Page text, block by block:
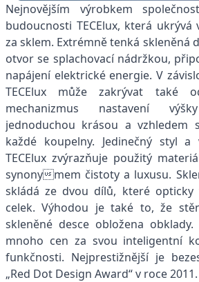
Nejnovějším výrobkem
budoucnosti TECElux, která ukrývá
za sklem. Extrémně tenká skleněná
otvor se splachovací nádržkou,
napájení elektrické energie. V
TECElux může zakrývat také
mechanizmus nastavení
jednoduchou krásou a vzhledem
každé koupelny. Jedinečný styl a
TECElux zvýrazňuje použitý
synonymem čistoty a luxusu.
skládá ze dvou dílů, které opticky
celek. Výhodou je také to, že
skleněné desce obložena obklady.
mnoho cen za svou inteligentní
funkčnosti. Nejprestižnější je
„Red Dot Design Award“ v roce 2011.